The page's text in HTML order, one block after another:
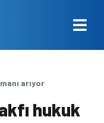
arıyor
hukuk